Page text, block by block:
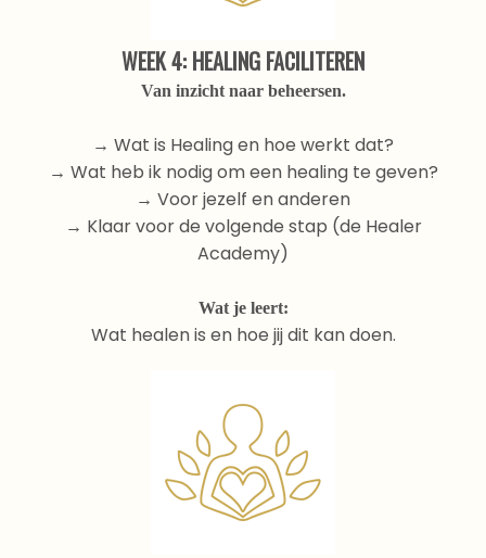
WEEK 4: HEALING FACILITEREN
Van inzicht naar beheersen.
→ Wat is Healing en hoe werkt dat?
→ Wat heb ik nodig om een healing te geven?
→ Voor jezelf en anderen
→ Klaar voor de volgende stap (de Healer
Academy)
Wat je leert:
Wat healen is en hoe jij dit kan doen.